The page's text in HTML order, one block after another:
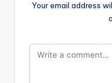
Your email address